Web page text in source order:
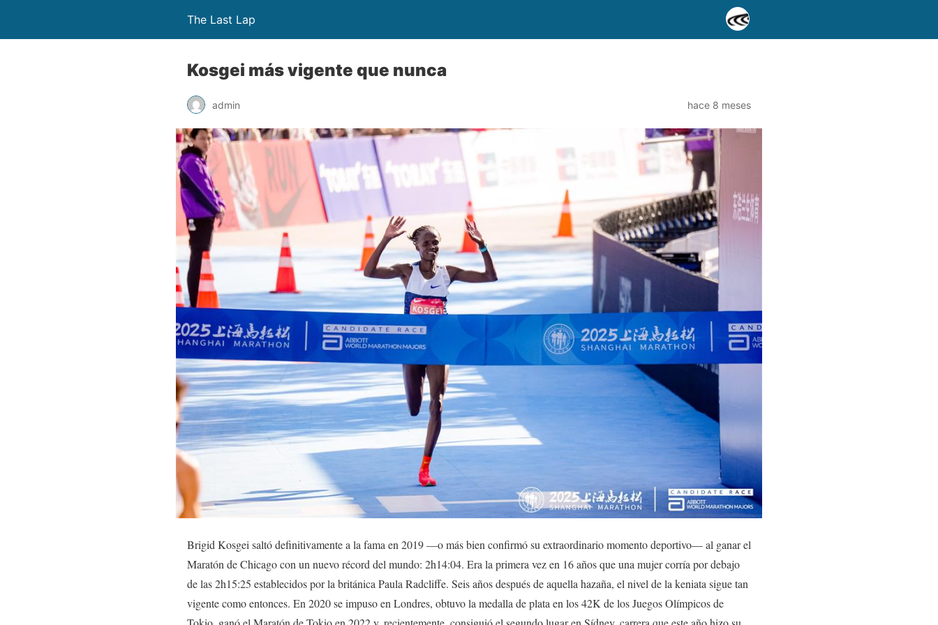
The Last Lap
Kosgei más vigente que nunca
admin hace 8 meses
Brigid Kosgei saltó definitivamente a la fama en 2019 —o más bien confirmó su extraordinario momento deportivo— al ganar el
Maratón de Chicago con un nuevo récord del mundo: 2h14:04. Era la primera vez en 16 años que una mujer corría por debajo
de las 2h15:25 establecidos por la británica Paula Radcliffe. Seis años después de aquella hazaña, el nivel de la keniata sigue tan
vigente como entonces. En 2020 se impuso en Londres, obtuvo la medalla de plata en los 42K de los Juegos Olímpicos de